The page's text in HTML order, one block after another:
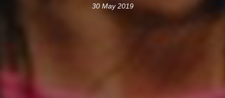
30 May 2019